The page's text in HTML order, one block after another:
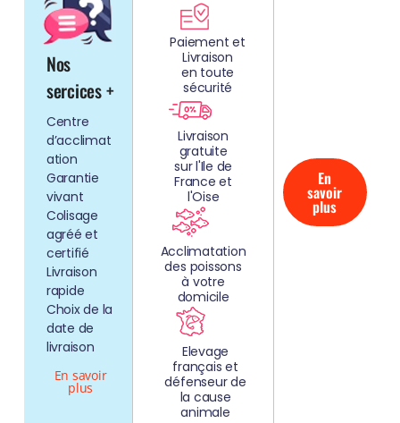
Nos
sercices +
Centre
d’acclimat
ation
Garantie
vivant
Colisage
agréé et
certifié
Livraison
rapide
Choix de la
date de
livraison
En savoir
plus
Paiement et
Livraison
en toute
sécurité
Livraison
gratuite
sur l'Ile de
France et
l'Oise
Acclimatation
des poissons
à votre
domicile
Elevage
français et
défenseur de
la cause
animale
En
savoir
plus